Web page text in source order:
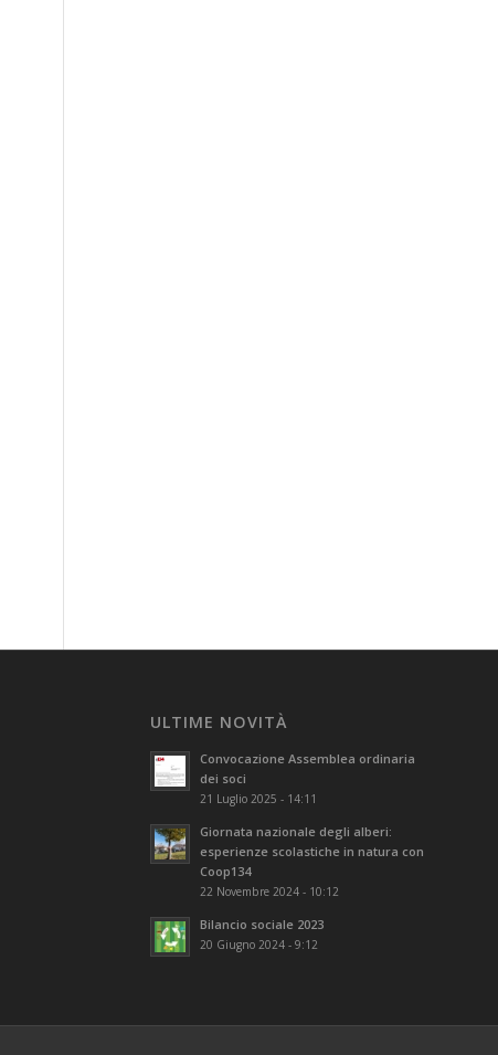
ULTIME NOVITÀ
Convocazione Assemblea ordinaria
dei soci
21 Luglio 2025 - 14:11
Giornata nazionale degli alberi:
esperienze scolastiche in natura con
Coop134
22 Novembre 2024 - 10:12
Bilancio sociale 2023
20 Giugno 2024 - 9:12